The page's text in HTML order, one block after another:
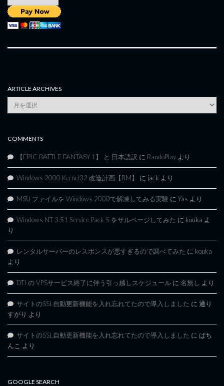
ARTICLE ARCHIVES
Article
Archives
COMMENTS
【EPIC BATTLE FANTASY 1】 と 日本語訳 に RandoPlay より
Windows 2000 Kernel32 改造計画【BM】 に jack より
MSU ファイルを Windows 2000で解凍してみる実験 に Yas より
Windows NT 3.51 Service Pack 5 をサルベージしてみた に kouka よ
り
レンタルサーバーのレスポンスが悪すぎるので調べてみた に kouka
より
DTI の VPSサービス終了に伴う引っ越しスケジュール に 名無し より
サイトのSSL自動更新機能を入れ忘れてたので導入しました に 通り
すがり より
サイトのSSL自動更新機能を入れ忘れてたので導入しました に ぱち
んこ より
GOOGLE SEARCH